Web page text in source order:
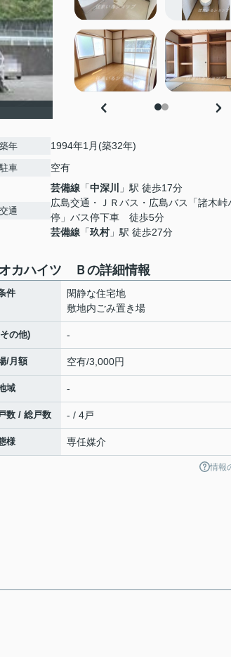
築年 1994年1月(築32年)
駐車 空有
交通
芸備線 「中深川
」駅 徒歩17分
広島交通・ＪＲバス・広島バス「諸木峠
停」バス停下車 徒歩5分
芸備線 「玖村」駅 徒歩27分
カハイツ Ｂの詳細情報
件
閑静な住宅地
敷地内ごみ置き場
の他) -
/月額 空有/3,000円
域 -
数 / 総戸数 - / 4戸
様 専任媒介
情報